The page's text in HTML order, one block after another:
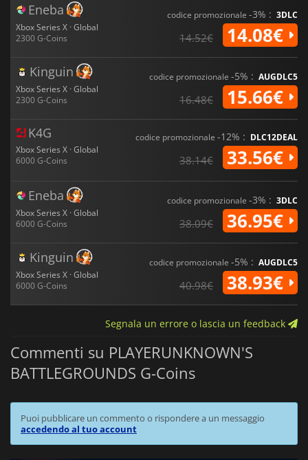
Eneba
Xbox Series X · Global
2300 G-Coins
codice promozionale -3% : 3DLC
14.52€ 14.08€
Kinguin
Xbox Series X · Global
2300 G-Coins
codice promozionale -5% : AUGDLC5
16.48€ 15.66€
K4G
Xbox Series X · Global
6000 G-Coins
codice promozionale -12% : DLC12DEAL
38.14€ 33.56€
Eneba
Xbox Series X · Global
6000 G-Coins
codice promozionale -3% : 3DLC
38.09€ 36.95€
Kinguin
Xbox Series X · Global
6000 G-Coins
codice promozionale -5% : AUGDLC5
40.98€ 38.93€
Segnala un errore o lascia un feedback
Commenti su PLAYERUNKNOWN'S
BATTLEGROUNDS G-Coins
Puoi pubblicare un commento o rispondere a un messaggio
accedendo al tuo account